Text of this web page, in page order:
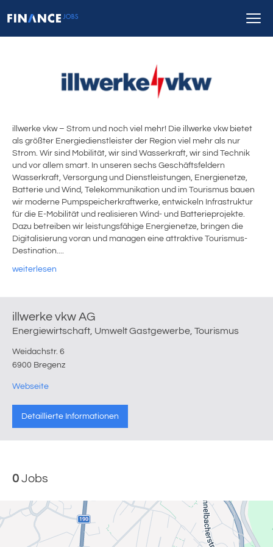
illwerke vkw – Strom und noch viel mehr! Die illwerke vkw bietet
als größter Energiedienstleister der Region viel mehr als nur
Strom. Wir sind Mobilität, wir sind Wasserkraft, wir sind Technik
und vor allem smart. In unseren sechs Geschäftsfeldern
Wasserkraft, Versorgung und Dienstleistungen, Energienetze,
Batterie und Wind, Telekommunikation und im Tourismus bauen
wir moderne Pumpspeicherkraftwerke, entwickeln Infrastruktur
für die E-Mobilität und realisieren Wind- und Batterieprojekte.
Dazu betreiben wir leistungsfähige Energienetze, bringen die
Digitalisierung voran und managen eine attraktive Tourismus-
Destination....
weiterlesen
illwerke vkw AG
Energiewirtschaft, Umwelt Gastgewerbe, Tourismus
Weidachstr. 6
6900 Bregenz
Webseite
Detaillierte Informationen
0 Jobs